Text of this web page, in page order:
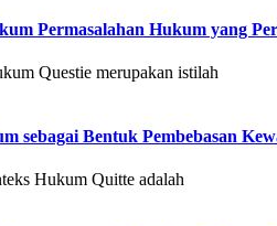
Permasalahan Hukum yang
Questie merupakan istilah
sebagai Bentuk Pembebasan
Hukum Quitte adalah